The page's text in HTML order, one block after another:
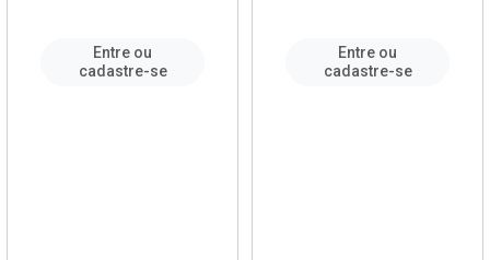
Entre ou
cadastre-se
Entre ou
cadastre-se